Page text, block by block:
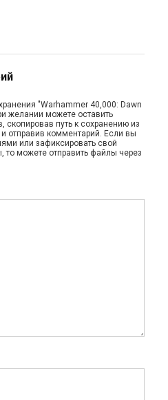
"Warhammer 40,000: Dawn
желании можете оставить
скопировав путь к сохранению из
отправив комментарий. Если вы
или зафиксировать свой
то можете отправить файлы через